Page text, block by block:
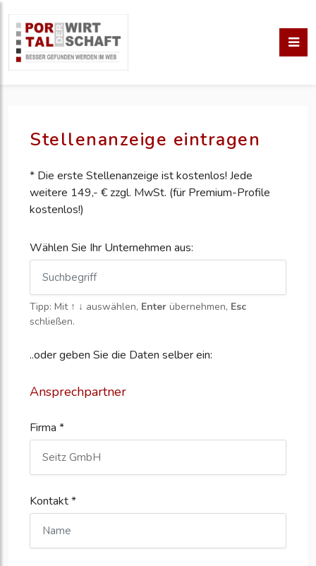
Stellenanzeige eintragen
* Die erste Stellenanzeige ist kostenlos! Jede
weitere 149,- € zzgl. MwSt. (für Premium-Profile
kostenlos!)
Wählen Sie Ihr Unternehmen aus:
Tipp: Mit ↑ ↓ auswählen, Enter übernehmen, Esc
schließen.
..oder geben Sie die Daten selber ein:
Ansprechpartner
Firma *
Kontakt *